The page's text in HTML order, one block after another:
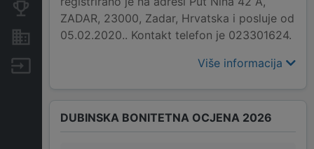
Konkurentske tvrtke
Nekretnine i imovina
ZADAR, 23000, Zadar, Hrvatska i posluje od
05.02.2020.. Kontakt telefon je 023301624.
Više informacija
DUBINSKA BONITETNA OCJENA 2026